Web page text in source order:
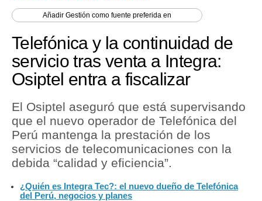
Economía
Mercados
Política
Tu Dinero
Finanzas Personales
Inmobiliarias
AñadirGestión como fuente preferida en
Telefónica y la continuidad de
servicio tras venta a Integra:
Osiptel entra a fiscalizar
El Osiptel aseguró que está supervisando
que el nuevo operador de Telefónica del
Perú mantenga la prestación de los
servicios de telecomunicaciones con la
debida “calidad y eficiencia”.
¿Quién es Integra Tec?: el nuevo dueño de Telefónica
del Perú, negocios y planes